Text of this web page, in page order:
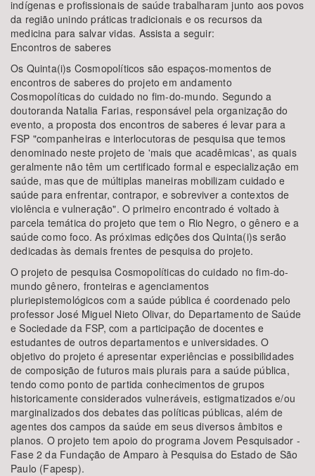
indígenas e profissionais de saúde trabalharam junto aos povos
da região unindo práticas tradicionais e os recursos da
medicina para salvar vidas. Assista a seguir:
Encontros de saberes
Os Quinta(i)s Cosmopolíticos são espaços-momentos de
encontros de saberes do projeto em andamento
Cosmopolíticas do cuidado no fim-do-mundo. Segundo a
doutoranda Natalia Farias, responsável pela organização do
evento, a proposta dos encontros de saberes é levar para a
FSP "companheiras e interlocutoras de pesquisa que temos
denominado neste projeto de 'mais que acadêmicas', as quais
geralmente não têm um certificado formal e especialização em
saúde, mas que de múltiplas maneiras mobilizam cuidado e
saúde para enfrentar, contrapor, e sobreviver a contextos de
violência e vulneração". O primeiro encontrado é voltado à
parcela temática do projeto que tem o Rio Negro, o gênero e a
saúde como foco. As próximas edições dos Quinta(i)s serão
dedicadas às demais frentes de pesquisa do projeto.
O projeto de pesquisa Cosmopolíticas do cuidado no fim-do-
mundo gênero, fronteiras e agenciamentos
pluriepistemológicos com a saúde pública é coordenado pelo
professor José Miguel Nieto Olivar, do Departamento de Saúde
e Sociedade da FSP, com a participação de docentes e
estudantes de outros departamentos e universidades. O
objetivo do projeto é apresentar experiências e possibilidades
de composição de futuros mais plurais para a saúde pública,
tendo como ponto de partida conhecimentos de grupos
historicamente considerados vulneráveis, estigmatizados e/ou
marginalizados dos debates das políticas públicas, além de
agentes dos campos da saúde em seus diversos âmbitos e
planos. O projeto tem apoio do programa Jovem Pesquisador -
Fase 2 da Fundação de Amparo à Pesquisa do Estado de São
Paulo (Fapesp).